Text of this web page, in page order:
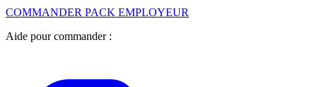
COMMANDER PACK EMPLOYEUR
Aide pour commander :